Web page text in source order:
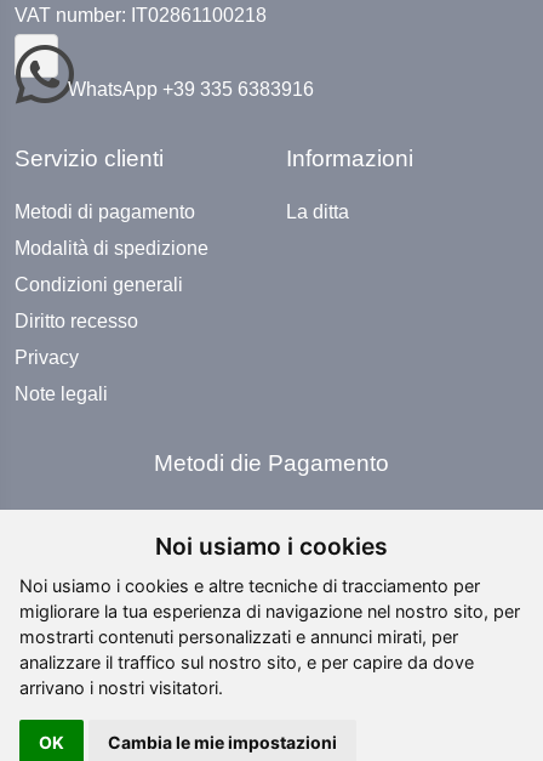
Noi usiamo i cookies
Noi usiamo i cookies e altre tecniche di tracciamento per
migliorare la tua esperienza di navigazione nel nostro sito, per
mostrarti contenuti personalizzati e annunci mirati, per
analizzare il traffico sul nostro sito, e per capire da dove
arrivano i nostri visitatori.
OK Cambia le mie impostazioni
VAT number: IT02861100218
WhatsApp +39 335 6383916
Servizio clienti
Metodi di pagamento
Modalità di spedizione
Condizioni generali
Diritto recesso
Privacy
Note legali
Informazioni
La ditta
Metodi die Pagamento
Social Media